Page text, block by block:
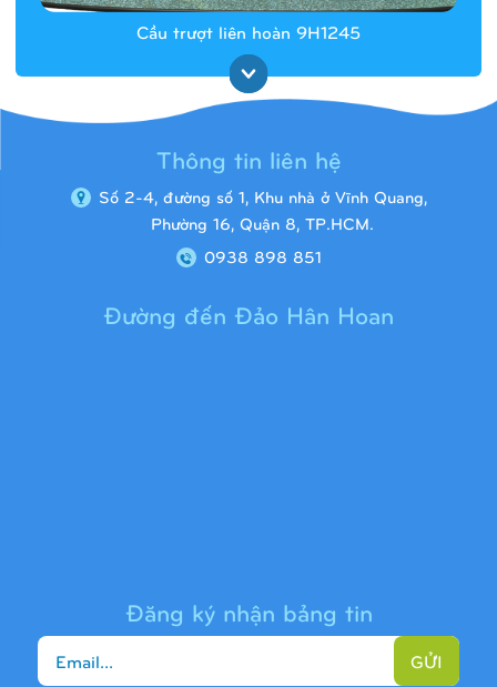
Cầu trượt liên hoàn 9H1245
Thông tin liên hệ
Số 2-4, đường số 1, Khu nhà ở Vĩnh Quang,
Phường 16, Quận 8, TP.HCM.
0938 898 851
Đường đến Đảo Hân Hoan
Đăng ký nhận bảng tin
GỬI